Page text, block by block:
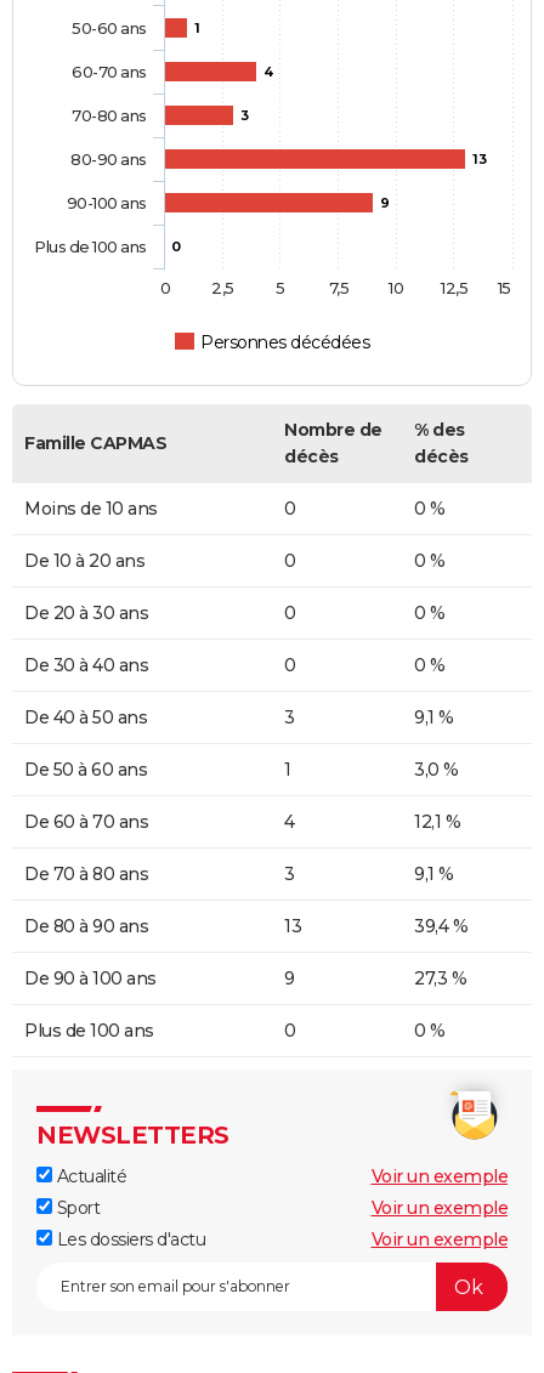
1
4
3
13
9
0
Personnes décédées
50-60 ans
60-70 ans
70-80 ans
80-90 ans
90-100 ans
Plus de 100 ans
0 2,5 5 7,5 10 12,5 15
Famille CAPMAS
Nombre de
décès
% des
décès
Moins de 10 ans 0 0 %
De 10 à 20 ans 0 0 %
De 20 à 30 ans 0 0 %
De 30 à 40 ans 0 0 %
De 40 à 50 ans 3 9,1 %
De 50 à 60 ans 1 3,0 %
De 60 à 70 ans 4 12,1 %
De 70 à 80 ans 3 9,1 %
De 80 à 90 ans 13 39,4 %
De 90 à 100 ans 9 27,3 %
Plus de 100 ans 0 0 %
NEWSLETTERS
Actualité
Voir un exemple
Sport
Voir un exemple
Les dossiers d'actu
Voir un exemple